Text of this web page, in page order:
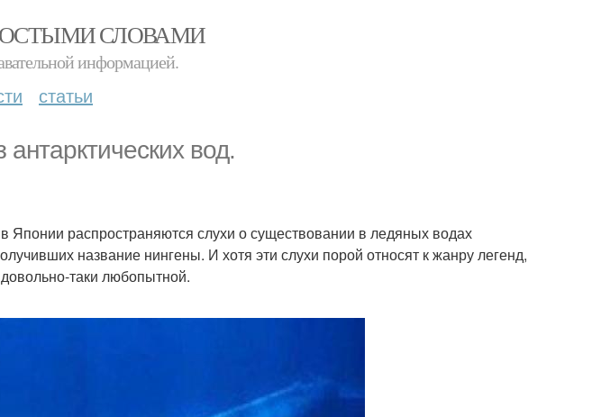
СЛОВАМИ
информацией.
статьи
вод.
Японии распространяются слухи о существовании в ледяных водах
название нингены. И хотя эти слухи порой относят к жанру легенд,
таки любопытной.